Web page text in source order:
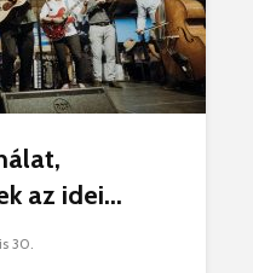
az idei...
30.